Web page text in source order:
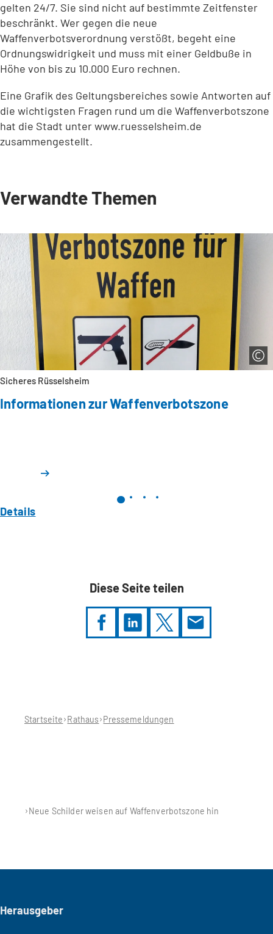
gelten 24/7. Sie sind nicht auf bestimmte Zeitfenster
beschränkt. Wer gegen die neue
Waffenverbotsverordnung verstößt, begeht eine
Ordnungswidrigkeit und muss mit einer Geldbuße in
Höhe von bis zu 10.000 Euro rechnen.
Eine Grafik des Geltungsbereiches sowie Antworten auf
die wichtigsten Fragen rund um die Waffenverbotszone
hat die Stadt unter www.ruesselsheim.de
zusammengestellt.
Verwandte Themen
Sicheres Rüsselsheim
Informationen zur Waffenverbotszone
Details
Diese Seite teilen
Startseite Rathaus Pressemeldungen
Neue Schilder weisen auf Waffenverbotszone hin
Seitenfuß
Herausgeber